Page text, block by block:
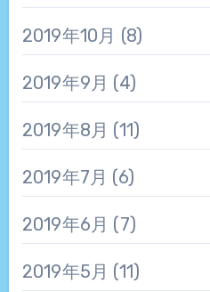
2019年10月 (8)
2019年9月 (4)
2019年8月 (11)
2019年7月 (6)
2019年6月 (7)
2019年5月 (11)